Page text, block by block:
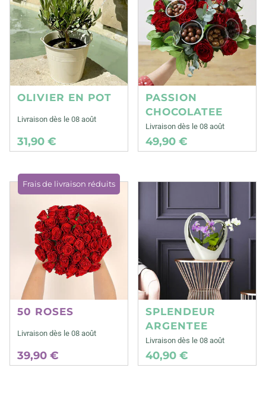
OLIVIER EN POT
Livraison dès le 08 août
31,90 €
PASSION
CHOCOLATEE
Livraison dès le 08 août
49,90 €
Frais de livraison réduits
50 ROSES
Livraison dès le 08 août
39,90 €
SPLENDEUR
ARGENTEE
Livraison dès le 08 août
40,90 €